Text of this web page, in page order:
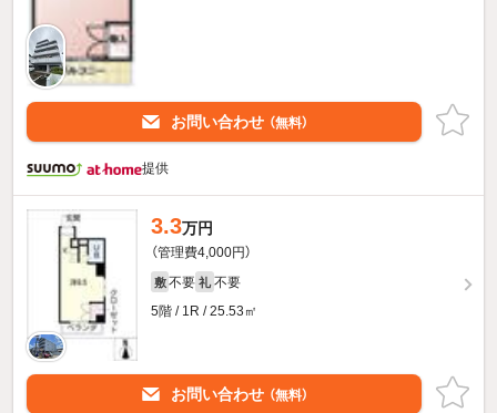
お問い合わせ （無料）
提供
3.3万円
（管理費4,000円）
敷 不要 礼 不要
5階 / 1R / 25.53㎡
お問い合わせ （無料）